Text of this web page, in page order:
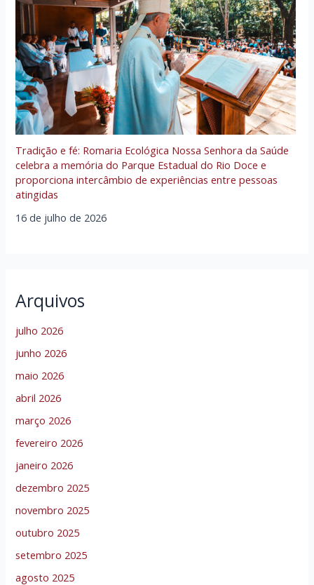
Tradição e fé: Romaria Ecológica Nossa Senhora da Saúde
celebra a memória do Parque Estadual do Rio Doce e
proporciona intercâmbio de experiências entre pessoas
atingidas
16 de julho de 2026
Arquivos
julho 2026
junho 2026
maio 2026
abril 2026
março 2026
fevereiro 2026
janeiro 2026
dezembro 2025
novembro 2025
outubro 2025
setembro 2025
agosto 2025